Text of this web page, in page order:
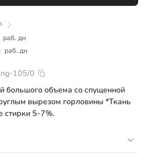
раб. дн
раб. дн
105/0
большого объема со спущенной
вырезом горловины *Ткань
стирки 5-7%.